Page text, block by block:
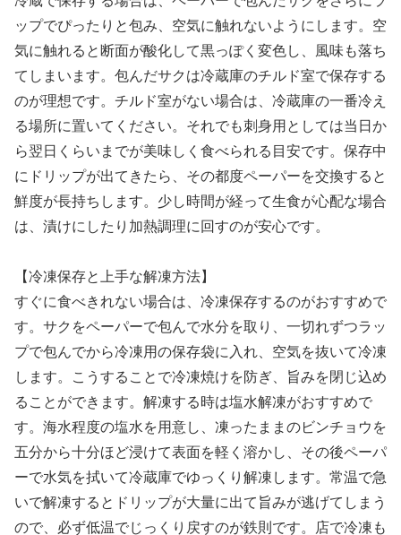
ップでぴったりと包み、空気に触れないようにします。空
気に触れると断面が酸化して黒っぽく変色し、風味も落ち
てしまいます。包んだサクは冷蔵庫のチルド室で保存する
のが理想です。チルド室がない場合は、冷蔵庫の一番冷え
る場所に置いてください。それでも刺身用としては当日か
ら翌日くらいまでが美味しく食べられる目安です。保存中
にドリップが出てきたら、その都度ペーパーを交換すると
鮮度が長持ちします。少し時間が経って生食が心配な場合
は、漬けにしたり加熱調理に回すのが安心です。
【冷凍保存と上手な解凍方法】
すぐに食べきれない場合は、冷凍保存するのがおすすめで
す。サクをペーパーで包んで水分を取り、一切れずつラッ
プで包んでから冷凍用の保存袋に入れ、空気を抜いて冷凍
します。こうすることで冷凍焼けを防ぎ、旨みを閉じ込め
ることができます。解凍する時は塩水解凍がおすすめで
す。海水程度の塩水を用意し、凍ったままのビンチョウを
五分から十分ほど浸けて表面を軽く溶かし、その後ペーパ
ーで水気を拭いて冷蔵庫でゆっくり解凍します。常温で急
いで解凍するとドリップが大量に出て旨みが逃げてしまう
ので、必ず低温でじっくり戻すのが鉄則です。店で冷凍も